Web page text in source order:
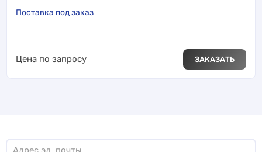
Поставка под заказ
Цена по запросу ЗАКАЗАТЬ